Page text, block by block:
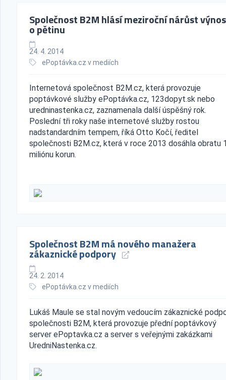
Společnost B2M hlásí meziroční nárůst
o pětinu
24. 4. 2014
ePoptávka.cz v mediích
Internetová společnost B2M.cz, která provozuje
poptávkové služby ePoptávka.cz, 123dopyt.sk nebo
uredninastenka.cz, zaznamenala další úspěšný rok.
Poslední tři roky naše internetové služby rostou
nadstandardním tempem, říká Otto Kočí, ředitel
společnosti B2M.cz, která v roce 2013 dosáhla obratu
miliónu korun.
Společnost B2M má nového manažera
zákaznické podpory
24. 2. 2014
ePoptávka.cz v mediích
Lukáš Maule se stal novým vedoucím zákaznické
společnosti B2M, která provozuje přední poptávkový
server ePoptavka.cz a server s veřejnými zakázkami
UredniNastenka.cz.